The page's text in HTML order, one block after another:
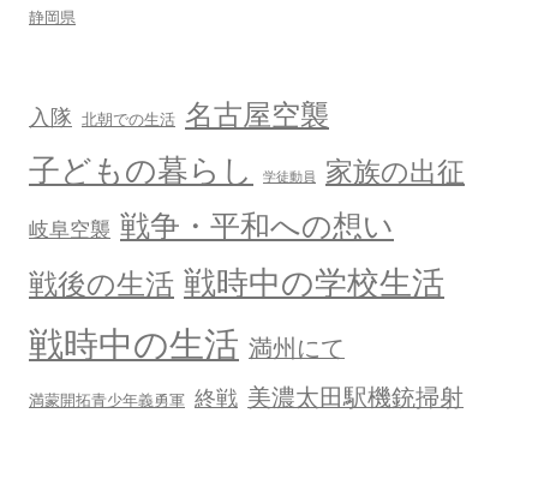
静岡県
入隊 北朝での生活 名古屋空襲
子どもの暮らし 学徒動員 家族の出征
岐阜空襲 戦争・平和への想い
戦後の生活 戦時中の学校生活
戦時中の生活 満州にて
満蒙開拓青少年義勇軍 終戦 美濃太田駅機銃掃射